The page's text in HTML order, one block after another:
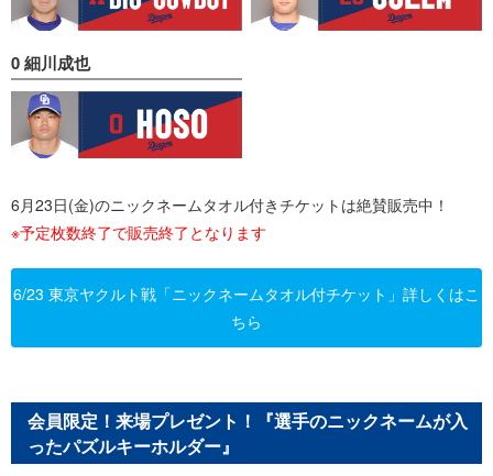
0 細川成也
6月23日(金)のニックネームタオル付きチケットは絶賛販売中！
※予定枚数終了で販売終了となります
6/23 東京ヤクルト戦「ニックネームタオル付チケット」詳しくはこ
ちら
会員限定！来場プレゼント！『選手のニックネームが入
ったパズルキーホルダー』